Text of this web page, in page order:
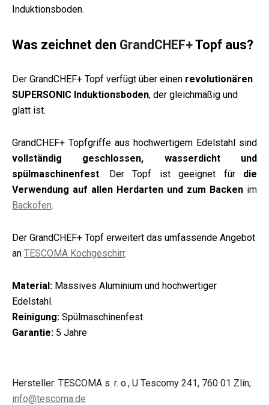
Induktionsboden.
Was zeichnet den GrandCHEF+Topf aus?
Der GrandCHEF+ Topf verfügt über einen revolutionären
SUPERSONIC Induktionsboden, der gleichmäßig und
glatt ist.
GrandCHEF+ Topfgriffe aus hochwertigem Edelstahl sind
vollständig geschlossen, wasserdicht und
spülmaschinenfest. Der Topf ist geeignet für die
Verwendung auf allen Herdarten und zum Backen im
Backofen.
Der GrandCHEF+ Topf erweitert das umfassende Angebot
an TESCOMA Kochgeschirr.
Material: Massives Aluminium und hochwertiger
Edelstahl.
Reinigung: Spülmaschinenfest
Garantie: 5 Jahre
Hersteller: TESCOMA s. r. o., U Tescomy 241, 760 01 Zlín;
info@tescoma.de